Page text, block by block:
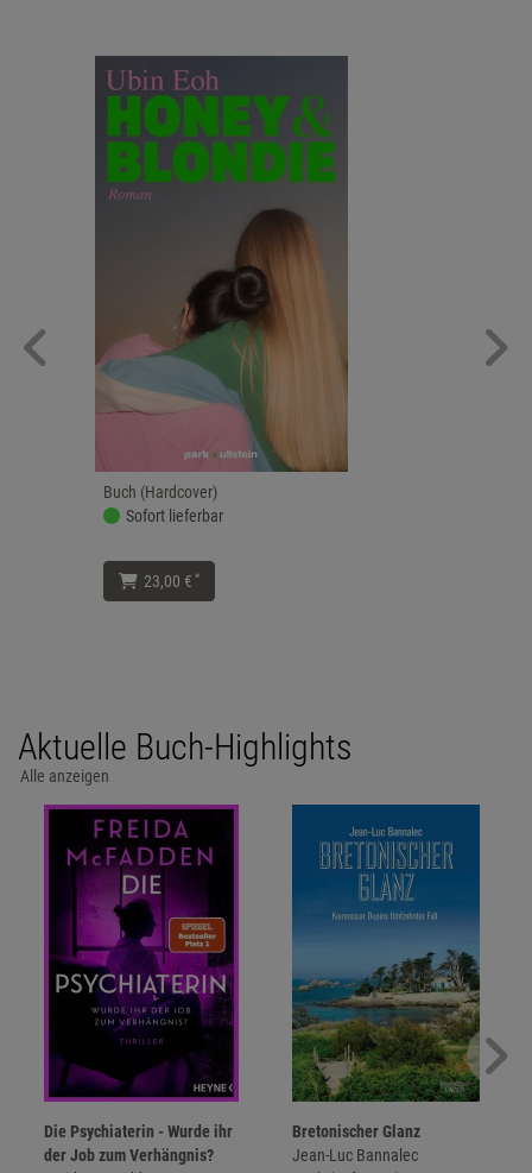
Buch (Hardcover)
Sofort lieferbar
23,00 € *
Aktuelle Buch-Highlights
Alle anzeigen
Die Psychiaterin - Wurde ihr
der Job zum Verhängnis?
Bretonischer Glanz
Jean-Luc Bannalec